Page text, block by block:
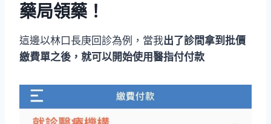
藥局領藥！
這邊以林口長庚回診為例，當我出了診間拿到批價
繳費單之後，就可以開始使用醫指付付款